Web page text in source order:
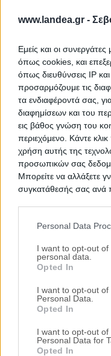
www.landea.gr -
Εμείς και οι
όπως cookies, και
όπως διευθύνσεις IP
προσαρμόζουμε τις
τα ενδιαφέροντά σας,
διαφημίσεων και του
εις βάθος γνώση του
περιεχόμενο. Κάντε
χρήση αυτής της
προσωπικών σας
Μπορείτε να αλλάξετε
συγκατάθεσής σας ανά
services and may
not limited to your visit
grant or deny consent
use your data for
consent section.
Personal Data
I want to opt-out
personal data.
Opted In
I want to opt-out
Personal Data.
Opted In
I want to opt-out
Personal Data for
Opted In
Αποθήκη 54 τ.μ.
Πλούτωνος 9 &
54.25 m²
Πρώτη Προσφορά:
23.500 €
Αποθηκεύστε την
ενημέρωση
Ψάχνετε γιαΑποθήκη σε
λίστα με τους
καθημερινά.
να περιορίσετε τα